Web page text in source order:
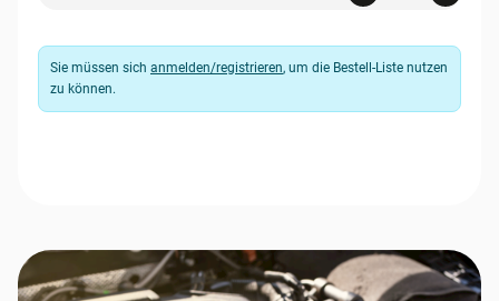
Sie müssen sich anmelden/registrieren, um die Bestell-Liste nutzen
zu können.